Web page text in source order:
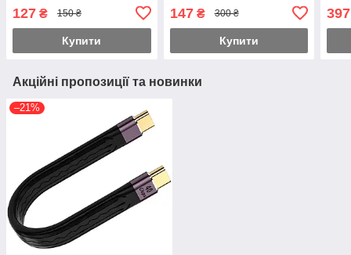
адаптер
127 ₴ 150 ₴
Купити
147₴ 300 ₴
Купити
397
Акційні пропозиції та новинки
–21%